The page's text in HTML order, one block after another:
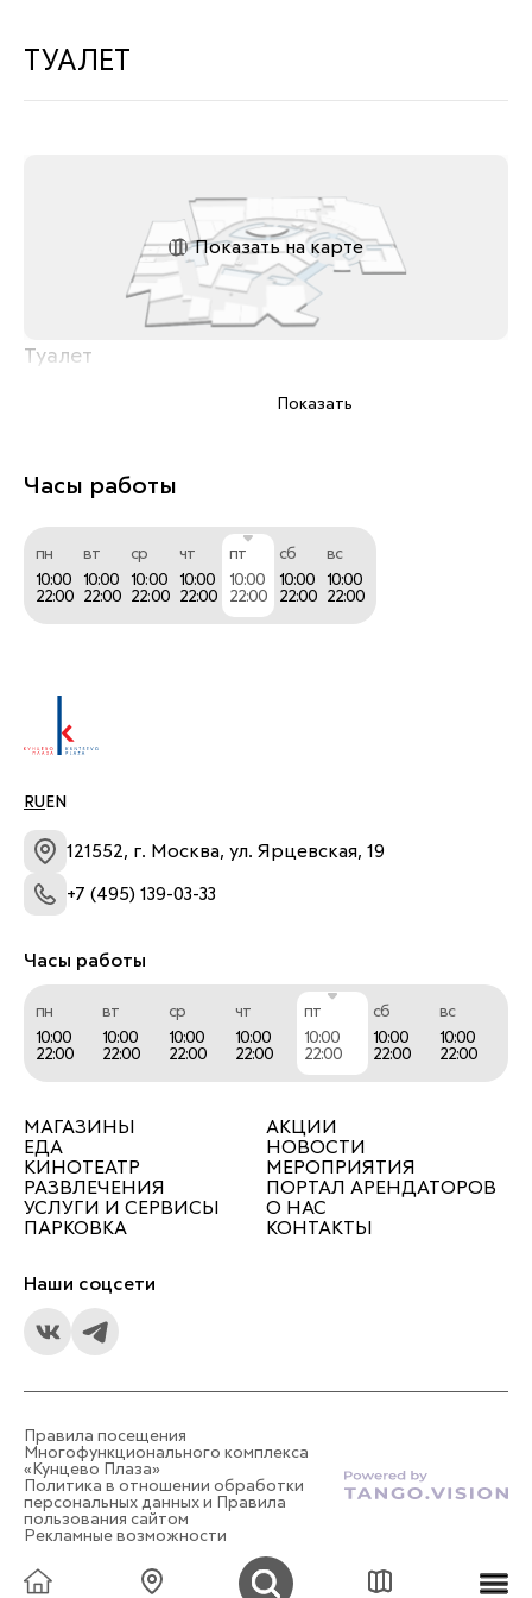
ТУАЛЕТ
Показать на карте
Туалет
Показать
Часы работы
пн
10:00
22:00
вт
10:00
22:00
ср
10:00
22:00
чт
10:00
22:00
пт
10:00
22:00
сб
10:00
22:00
вс
10:00
22:00
RU EN
121552, г. Москва, ул. Ярцевская, 19
+7 (495) 139-03-33
Часы работы
пн
10:00
22:00
вт
10:00
22:00
ср
10:00
22:00
чт
10:00
22:00
пт
10:00
22:00
сб
10:00
22:00
вс
10:00
22:00
МАГАЗИНЫ
ЕДА
КИНОТЕАТР
РАЗВЛЕЧЕНИЯ
УСЛУГИ И СЕРВИСЫ
ПАРКОВКА
АКЦИИ
НОВОСТИ
МЕРОПРИЯТИЯ
ПОРТАЛ АРЕНДАТОРОВ
О НАС
КОНТАКТЫ
Наши соцсети
Правила посещения
Многофункционального комплекса
«Кунцево Плаза»
Политика в отношении обработки
персональных данных и Правила
пользования сайтом
Рекламные возможности